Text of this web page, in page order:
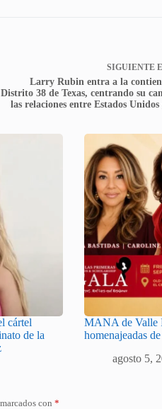
SIGUIENTE
Larry Rubin entra a la
Distrito 38 de Texas, centrando su
las relaciones entre Estados
cártel
de la
MANA de Valle
homenajeadas
agosto 5,
con *